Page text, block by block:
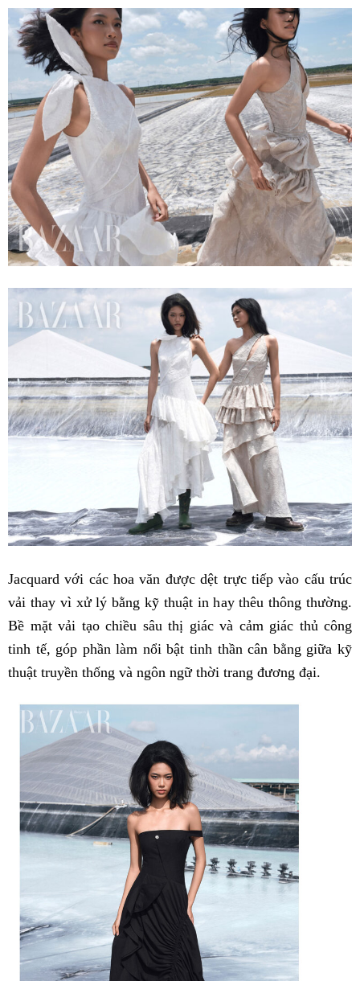
Jacquard với các hoa văn được dệt trực tiếp vào cấu trúc
vải thay vì xử lý bằng kỹ thuật in hay thêu thông thường.
Bề mặt vải tạo chiều sâu thị giác và cảm giác thủ công
tinh tế, góp phần làm nổi bật tinh thần cân bằng giữa kỹ
thuật truyền thống và ngôn ngữ thời trang đương đại.